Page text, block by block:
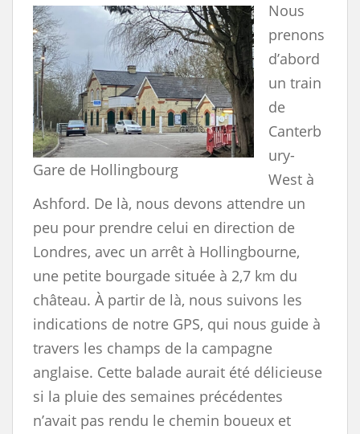
Gare de Hollingbourg
Nous
prenons
d’abord
un train
de
Canterb
ury-
West à
Ashford. De là, nous devons attendre un
peu pour prendre celui en direction de
Londres, avec un arrêt à Hollingbourne,
une petite bourgade située à 2,7 km du
château. À partir de là, nous suivons les
indications de notre GPS, qui nous guide à
travers les champs de la campagne
anglaise. Cette balade aurait été délicieuse
si la pluie des semaines précédentes
n’avait pas rendu le chemin boueux et